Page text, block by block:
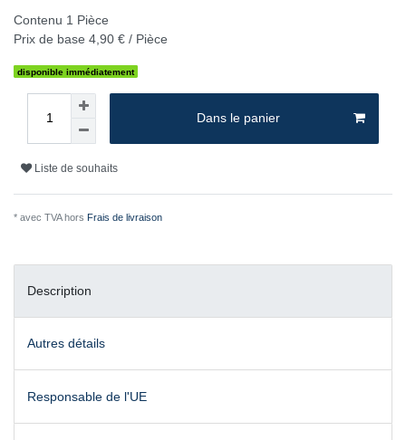
Contenu 1 Pièce
Prix de base 4,90 € / Pièce
disponible immédiatement
Dans le panier
Liste de souhaits
* avec TVA hors Frais de livraison
Description
Autres détails
Responsable de l'UE